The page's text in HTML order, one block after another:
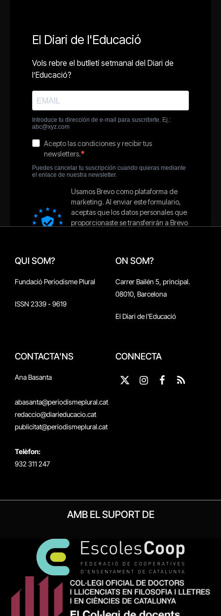
QUI SOM?
Fundació Periodisme Plural
ISSN 2339 - 9619
ON SOM?
Carrer Bailén 5, principal.
08010, Barcelona
El Diari de l'Educació
CONTACTA'NS
Ana Basanta
abasanta@periodismeplural.cat
redaccio@diarieducacio.cat
publicitat@periodismeplural.cat
Telèfon:
932 311 247
CONNECTA
X
Instagram
Facebook
RSS
AMB EL SUPORT DE